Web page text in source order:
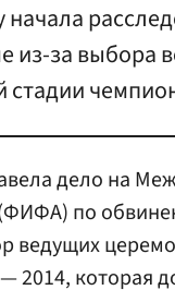
начала
из-за выбора
дело на
по
ведущих
2014, которая